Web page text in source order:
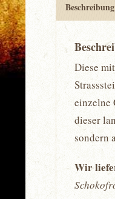
Beschreibung
Diese
einzelne
dieser
sondern
Wir